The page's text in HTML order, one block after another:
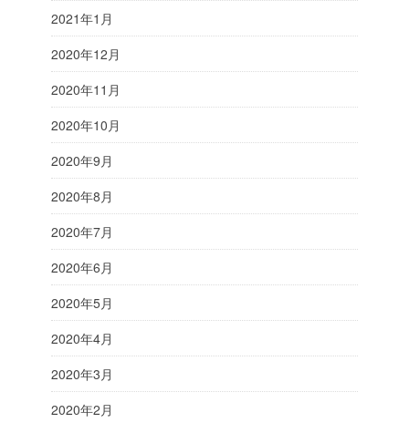
2021年1月
2020年12月
2020年11月
2020年10月
2020年9月
2020年8月
2020年7月
2020年6月
2020年5月
2020年4月
2020年3月
2020年2月